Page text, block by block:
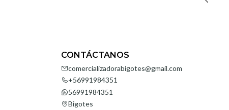
CONTÁCTANOS
comercializadorabigotes@gmail.com
+56991984351
56991984351
Bigotes